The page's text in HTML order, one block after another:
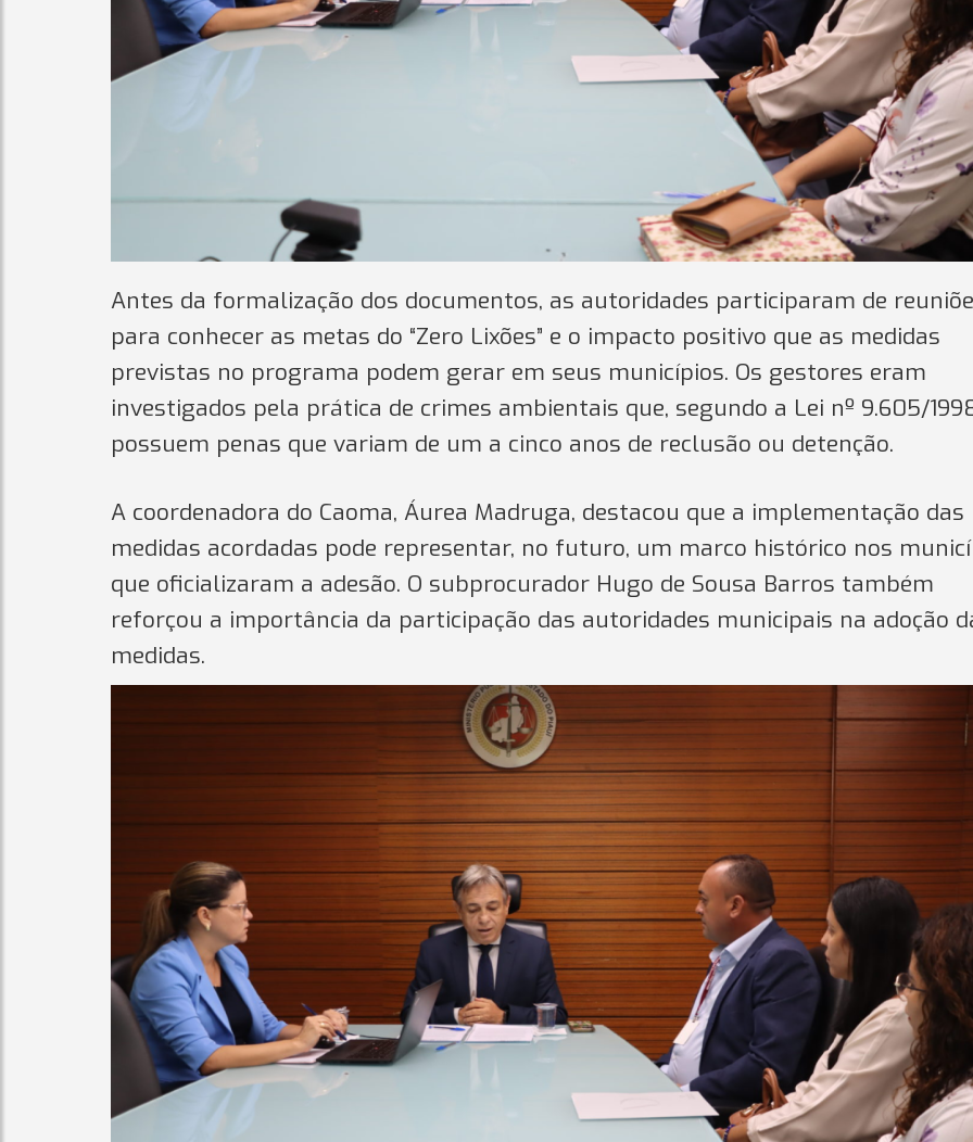
Antes da formalização dos documentos, as autoridades participaram de
para conhecer as metas do “Zero Lixões” e o impacto positivo que as medidas
previstas no programa podem gerar em seus municípios. Os gestores eram
investigados pela prática de crimes ambientais que, segundo a Lei nº 9.605/
possuem penas que variam de um a cinco anos de reclusão ou detenção.
A coordenadora do Caoma, Áurea Madruga, destacou que a implementação das
medidas acordadas pode representar, no futuro, um marco histórico nos
que oficializaram a adesão. O subprocurador Hugo de Sousa Barros também
reforçou a importância da participação das autoridades municipais na adoção
medidas.